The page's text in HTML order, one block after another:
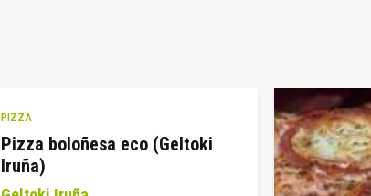
PIZZA
Pizza boloñesa eco (Geltoki
Iruña)